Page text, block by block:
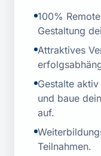
100%
Gestaltung
Attraktives
Gestalte
und baue
auf.
Teilnahmen.